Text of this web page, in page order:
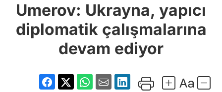
diplomatik
çalışmalarına
ediyor
Umerov: Ukrayna, yapıcı
diplomatik çalışmalarına
devam ediyor